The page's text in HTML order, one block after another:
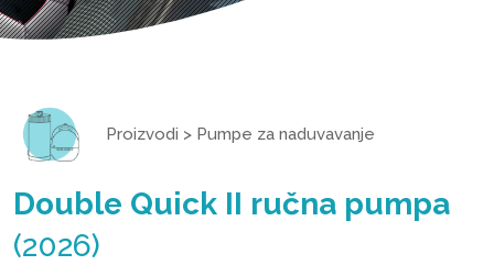
Proizvodi > Pumpe za naduvavanje
Double Quick II ručna pumpa
(2026)